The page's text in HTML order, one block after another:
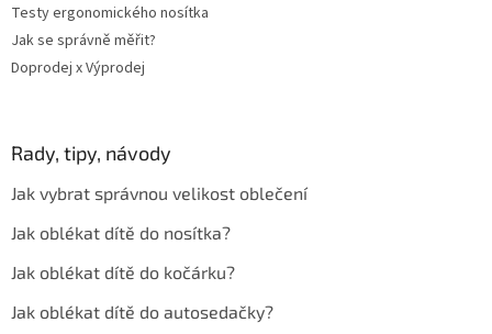
Testy ergonomického nosítka
Jak se správně měřit?
Doprodej x Výprodej
Rady, tipy, návody
Jak vybrat správnou velikost oblečení
Jak oblékat dítě do nosítka?
Jak oblékat dítě do kočárku?
Jak oblékat dítě do autosedačky?